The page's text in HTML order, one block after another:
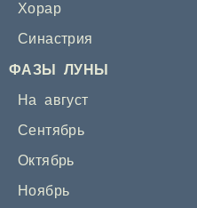
Хорар
Синастрия
ФАЗЫ ЛУНЫ
На август
Сентябрь
Октябрь
Ноябрь